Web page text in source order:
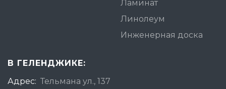
Ламинат
Линолеум
Инженерная доска
В ГЕЛЕНДЖИКЕ:
Адрес: Тельмана ул., 137